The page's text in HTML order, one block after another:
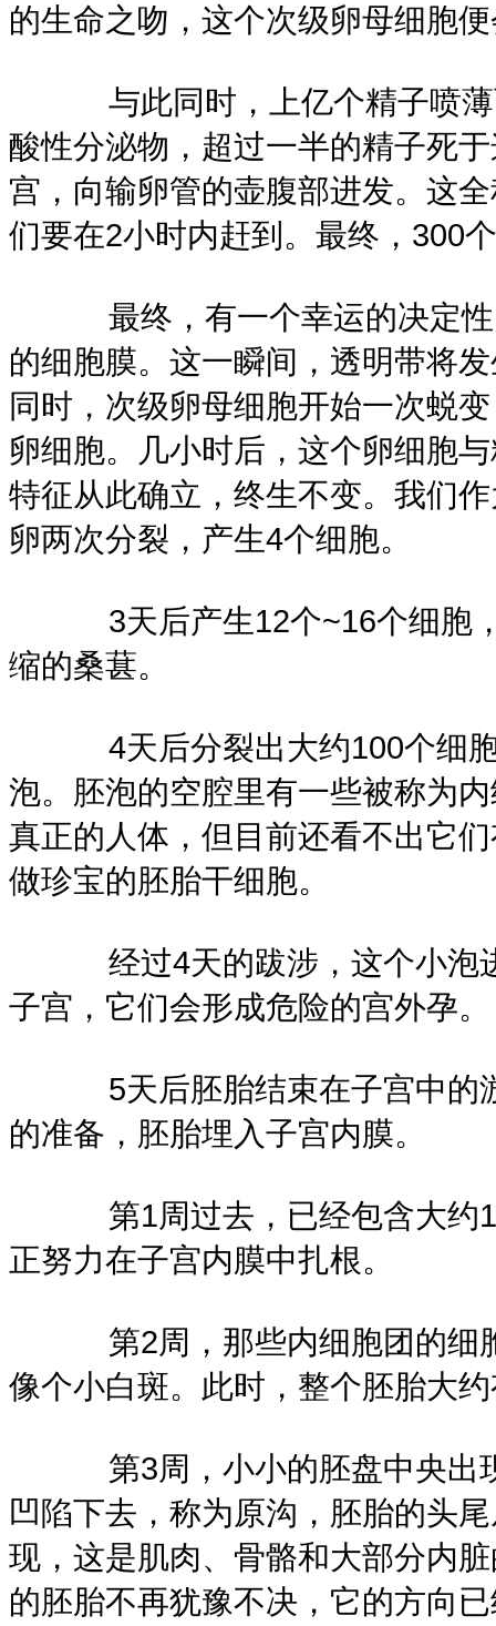
的生命之吻，这个次级卵母细胞
与此同时，上亿个精子喷薄
酸性分泌物，超过一半的精子死
宫，向输卵管的壶腹部进发。这
们要在2小时内赶到。最终，300
最终，有一个幸运的决定性
的细胞膜。这一瞬间，透明带将
同时，次级卵母细胞开始一次蜕
卵细胞。几小时后，这个卵细胞
特征从此确立，终生不变。我们
卵两次分裂，产生4个细胞。
3天后产生12个~16个细胞，
缩的桑葚。
4天后分裂出大约100个细胞
泡。胚泡的空腔里有一些被称为
真正的人体，但目前还看不出它
做珍宝的胚胎干细胞。
经过4天的跋涉，这个小泡进
子宫，它们会形成危险的宫外孕。
5天后胚胎结束在子宫中的游
的准备，胚胎埋入子宫内膜。
第1周过去，已经包含大约
正努力在子宫内膜中扎根。
第2周，那些内细胞团的细胞
像个小白斑。此时，整个胚胎大
第3周，小小的胚盘中央出现
凹陷下去，称为原沟，胚胎的头
现，这是肌肉、骨骼和大部分内
的胚胎不再犹豫不决，它的方向